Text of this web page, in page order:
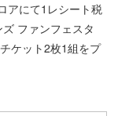
アにて1レシート税
ファンフェスタ
ケット2枚1組をプ